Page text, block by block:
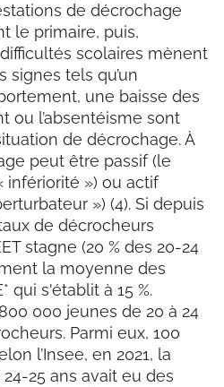
de décrochage
le primaire, puis,
scolaires mènent
signes tels qu’un
une baisse des
ou l’absentéisme sont
de décrochage. À
peut être passif (le
infériorité ») ou actif
») (4). Si depuis
de décrocheurs
stagne (20 % des 20-24
la moyenne des
qui s'établit à 15 %.
000 jeunes de 20 à 24
Parmi eux, 100
l’Insee, en 2021, la
25 ans avait eu des